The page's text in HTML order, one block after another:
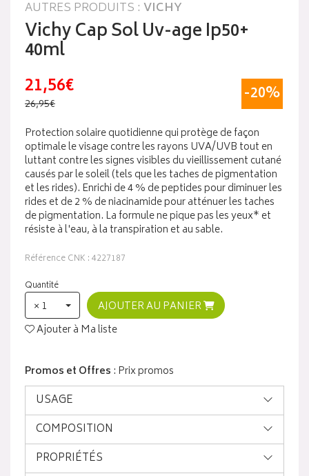
AUTRES PRODUITS : VICHY
Vichy Cap Sol Uv-age Ip50+
40ml
-20%
21,56€
26,95€
Protection solaire quotidienne qui protège de façon
optimale le visage contre les rayons UVA/UVB tout en
luttant contre les signes visibles du vieillissement cutané
causés par le soleil (tels que les taches de pigmentation
et les rides). Enrichi de 4 % de peptides pour diminuer les
rides et de 2 % de niacinamide pour atténuer les taches
de pigmentation. La formule ne pique pas les yeux* et
résiste à l'eau, à la transpiration et au sable.
Référence CNK : 4227187
Quantité
× 1
AJOUTER AU PANIER
Ajouter à Ma liste
Promos et Offres : Prix promos
USAGE
COMPOSITION
PROPRIÉTÉS